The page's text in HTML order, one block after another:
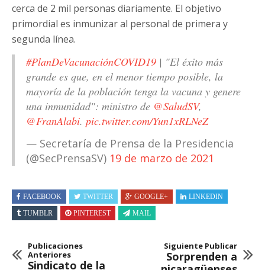
cerca de 2 mil personas diariamente. El objetivo
primordial es inmunizar al personal de primera y
segunda línea.
#PlanDeVacunaciónCOVID19 | "El éxito más
grande es que, en el menor tiempo posible, la
mayoría de la población tenga la vacuna y genere
una inmunidad": ministro de @SaludSV,
@FranAlabi. pic.twitter.com/Yun1xRLNeZ
— Secretaría de Prensa de la Presidencia
(@SecPrensaSV) 19 de marzo de 2021
FACEBOOK TWITTER GOOGLE+
LINKEDIN
TUMBLR
PINTEREST MAIL
Publicaciones
Anteriores
Sindicato de la
Siguiente Publicar
Sorprenden a